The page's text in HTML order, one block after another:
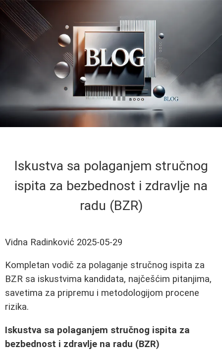
Iskustva sa polaganjem stručnog
ispita za bezbednost i zdravlje na
radu (BZR)
Vidna Radinković 2025-05-29
Kompletan vodič za polaganje stručnog ispita za
BZR sa iskustvima kandidata, najčešćim pitanjima,
savetima za pripremu i metodologijom procene
rizika.
Iskustva sa polaganjem stručnog ispita za
bezbednost i zdravlje na radu (BZR)